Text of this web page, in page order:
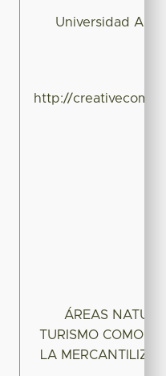
Universidad
http://
ÁREAS
TURISMO COMO
LA